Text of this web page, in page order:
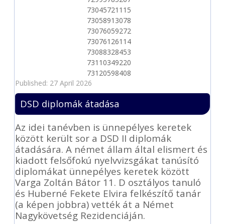
73045721115
73058913078
73076059272
73076126114
73088328453
73110349220
73120598408
Published: 27 April 2026
DSD diplomák átadása
Az idei tanévben is ünnepélyes keretek
között került sor a DSD II diplomák
átadására. A német állam által elismert és
kiadott felsőfokú nyelvvizsgákat tanúsító
diplomákat ünnepélyes keretek között
Varga Zoltán Bátor 11. D osztályos tanuló
és Huberné Fekete Elvira felkészítő tanár
(a képen jobbra) vették át a Német
Nagykövetség Rezidenciáján.